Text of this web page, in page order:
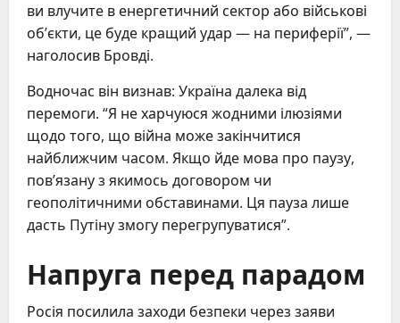
ви влучите в енергетичний сектор або військові
об’єкти, це буде кращий удар — на периферії”, —
наголосив Бровді.
Водночас він визнав: Україна далека від
перемоги. “Я не харчуюся жодними ілюзіями
щодо того, що війна може закінчитися
найближчим часом. Якщо йде мова про паузу,
пов’язану з якимось договором чи
геополітичними обставинами. Ця пауза лише
дасть Путіну змогу перегрупуватися”.
Напруга перед парадом
Росія посилила заходи безпеки через заяви